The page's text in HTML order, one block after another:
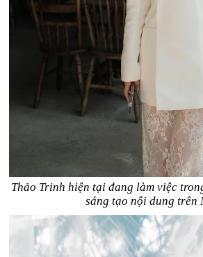
Thảo Trinh hiện tại đang làm việc
sáng tạo nội dung trên